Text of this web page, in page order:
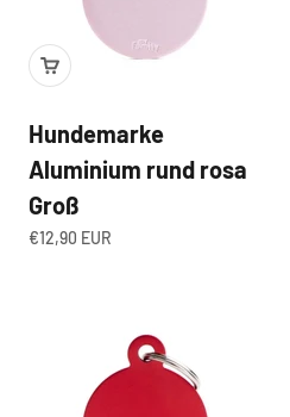
Hundemarke
Aluminium rund rosa
Groß
Angebot
€12,90 EUR